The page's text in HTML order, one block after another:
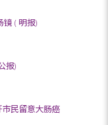
镜 ( 明报)
报)
民留意大肠癌